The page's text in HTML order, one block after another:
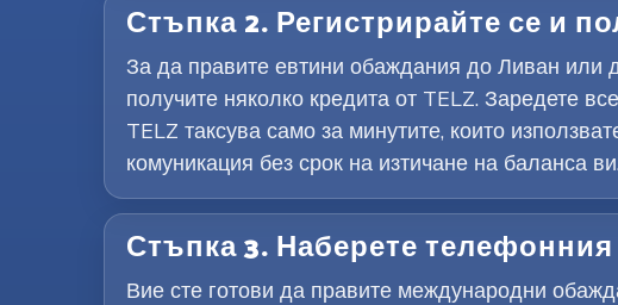
Стъпка 2. Регистрирайте се и
За да правите евтини обаждания до Ливан или
получите няколко кредита от TELZ. Заредете
TELZ таксува само за минутите, които
комуникация без срок на изтичане на баланса
Стъпка 3. Наберете
Вие сте готови да правите международни